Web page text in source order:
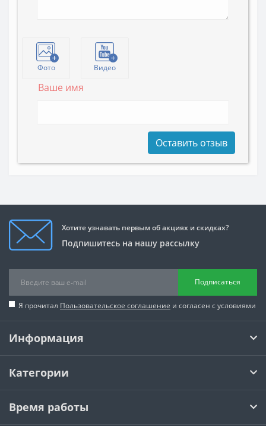
Фото Видео
Ваше имя
Оставить отзыв
Хотите узнавать первым об акциях и скидках?
Подпишитесь на нашу рассылку
Подписаться
Я прочитал Пользовательское соглашение и согласен с условиями
Информация
Категории
Время работы